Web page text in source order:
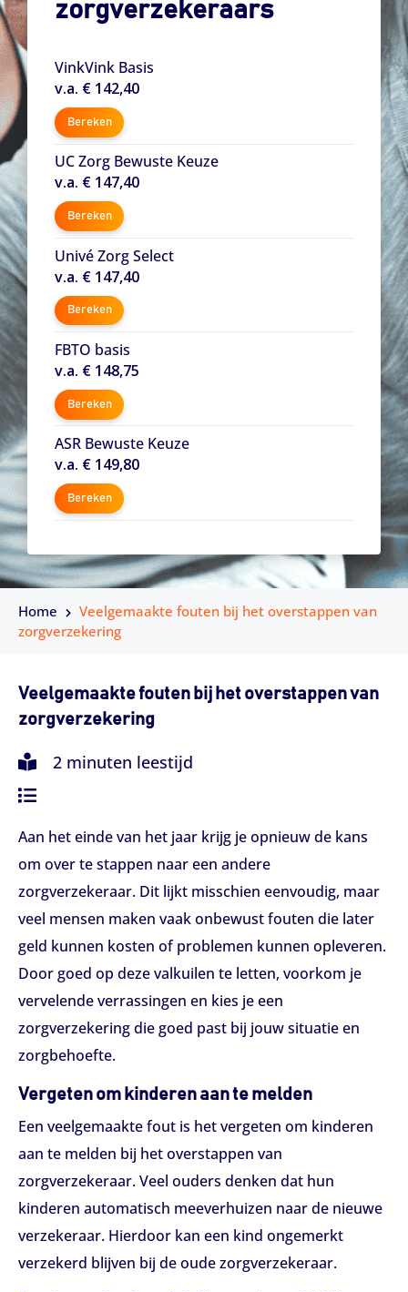
zorgverzekeraars
VinkVink Basis
v.a. € 142,40
Bereken
UC Zorg Bewuste Keuze
v.a. € 147,40
Bereken
Univé Zorg Select
v.a. € 147,40
Bereken
FBTO basis
v.a. € 148,75
Bereken
ASR Bewuste Keuze
v.a. € 149,80
Bereken
Home
Veelgemaakte fouten bij het overstappen van
zorgverzekering
Veelgemaakte fouten bij het overstappen van
zorgverzekering
2 minuten leestijd
Aan het einde van het jaar krijg je opnieuw de kans
om over te stappen naar een andere
zorgverzekeraar. Dit lijkt misschien eenvoudig, maar
veel mensen maken vaak onbewust fouten die later
geld kunnen kosten of problemen kunnen opleveren.
Door goed op deze valkuilen te letten, voorkom je
vervelende verrassingen en kies je een
zorgverzekering die goed past bij jouw situatie en
zorgbehoefte.
Vergeten om kinderen aan te melden
Een veelgemaakte fout is het vergeten om kinderen
aan te melden bij het overstappen van
zorgverzekeraar. Veel ouders denken dat hun
kinderen automatisch meeverhuizen naar de nieuwe
verzekeraar. Hierdoor kan een kind ongemerkt
verzekerd blijven bij de oude zorgverzekeraar.